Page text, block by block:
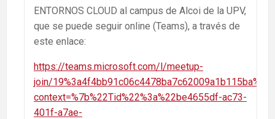
ENTORNOS CLOUD al campus de Alcoi de la UPV,
que se puede seguir online (Teams), a través de
este enlace:
https://teams.microsoft.com/l/meetup-
join/
context=%7b%22Tid%22%3a%22be4655df-ac73-
401f-a7ae-